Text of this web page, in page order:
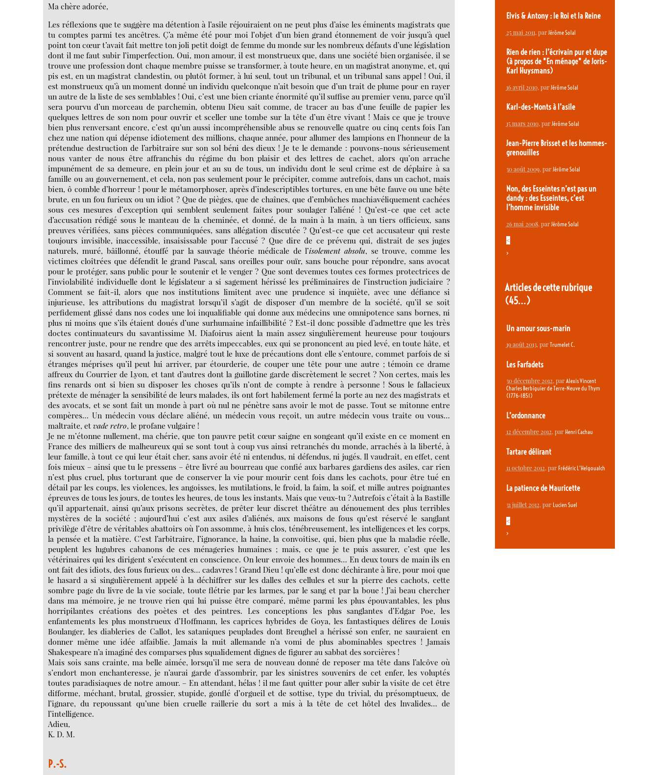
Ma chère adorée,
Les réflexions que te suggère ma détention à l’asile réjouiraient on ne peut plus d’aise les éminents magistrats que
tu comptes parmi tes ancêtres. Ç’a même été pour moi l’objet d’un bien grand étonnement de voir jusqu’à quel
point ton cœur t’avait fait mettre ton joli petit doigt de femme du monde sur les nombreux défauts d’une législation
dont il me faut subir l’imperfection. Oui, mon amour, il est monstrueux que, dans une société bien organisée, il se
trouve une profession dont chaque membre puisse se transformer, à toute heure, en un magistrat anonyme, et, qui
pis est, en un magistrat clandestin, ou plutôt former, à lui seul, tout un tribunal, et un tribunal sans appel ! Oui, il
est monstrueux qu’à un moment donné un individu quelconque n’ait besoin que d’un trait de plume pour en rayer
un autre de la liste de ses semblables ! Oui, c’est une bien criante énormité qu’il suffise au premier venu, parce qu’il
sera pourvu d’un morceau de parchemin, obtenu Dieu sait comme, de tracer au bas d’une feuille de papier les
quelques lettres de son nom pour ouvrir et sceller une tombe sur la tête d’un être vivant ! Mais ce que je trouve
bien plus renversant encore, c’est qu’un aussi incompréhensible abus se renouvelle quatre ou cinq cents fois l’an
chez une nation qui dépense idiotement des millions, chaque année, pour allumer des lampions en l’honneur de la
prétendue destruction de l’arbitraire sur son sol béni des dieux ! Je te le demande : pouvons-nous sérieusement
nous vanter de nous être affranchis du régime du bon plaisir et des lettres de cachet, alors qu’on arrache
impunément de sa demeure, en plein jour et au su de tous, un individu dont le seul crime est de déplaire à sa
famille ou au gouvernement, et cela, non pas seulement pour le précipiter, comme autrefois, dans un cachot, mais
bien, ô comble d’horreur ! pour le métamorphoser, après d’indescriptibles tortures, en une bête fauve ou une bête
brute, en un fou furieux ou un idiot ? Que de pièges, que de chaînes, que d’embûches machiavéliquement cachées
sous ces mesures d’exception qui semblent seulement faites pour soulager l’aliéné ! Qu’est-ce que cet acte
d’accusation rédigé sous le manteau de la cheminée, et donné, de la main à la main, à un tiers officieux, sans
preuves vérifiées, sans pièces communiquées, sans allégation discutée ? Qu’est-ce que cet accusateur qui reste
toujours invisible, inaccessible, insaisissable pour l’accusé ? Que dire de ce prévenu qui, distrait de ses juges
naturels, muré, bâillonné, étouffé par la sauvage théorie médicale de l’isolement absolu, se trouve, comme les
victimes cloîtrées que défendit le grand Pascal, sans oreilles pour ouïr, sans bouche pour répondre, sans avocat
pour le protéger, sans public pour le soutenir et le venger ? Que sont devenues toutes ces formes protectrices de
l’inviolabilité individuelle dont le législateur a si sagement hérissé les préliminaires de l’instruction judiciaire ?
Comment se fait-il, alors que nos institutions limitent avec une prudence si inquiète, avec une défiance si
injurieuse, les attributions du magistrat lorsqu’il s’agit de disposer d’un membre de la société, qu’il se soit
perfidement glissé dans nos codes une loi inqualifiable qui donne aux médecins une omnipotence sans bornes, ni
plus ni moins que s’ils étaient doués d’une surhumaine infaillibilité ? Est-il donc possible d’admettre que les très
doctes continuateurs du savantissime M. Diafoirus aient la main assez singulièrement heureuse pour toujours
rencontrer juste, pour ne rendre que des arrêts impeccables, eux qui se prononcent au pied levé, en toute hâte, et
si souvent au hasard, quand la justice, malgré tout le luxe de précautions dont elle s’entoure, commet parfois de si
étranges méprises qu’il peut lui arriver, par étourderie, de couper une tête pour une autre ; témoin ce drame
affreux du Courrier de Lyon, et tant d’autres dont la guillotine garde discrètement le secret ? Non certes, mais les
fins renards ont si bien su disposer les choses qu’ils n’ont de compte à rendre à personne ! Sous le fallacieux
prétexte de ménager la sensibilité de leurs malades, ils ont fort habilement fermé la porte au nez des magistrats et
des avocats, et se sont fait un monde à part où nul ne pénètre sans avoir le mot de passe. Tout se mitonne entre
compères… Un médecin vous déclare aliéné, un médecin vous reçoit, un autre médecin vous traite ou vous…
maltraite, etvaderetro, le profane vulgaire !
Je ne m’étonne nullement, ma chérie, que ton pauvre petit cœur saigne en songeant qu’il existe en ce moment en
France des milliers de malheureux qui se sont tout à coup vus ainsi retranchés du monde, arrachés à la liberté, à
leur famille, à tout ce qui leur était cher, sans avoir été ni entendus, ni défendus, ni jugés. Il vaudrait, en effet, cent
fois mieux – ainsi que tu le pressens – être livré au bourreau que confié aux barbares gardiens des asiles, car rien
n’est plus cruel, plus torturant que de conserver la vie pour mourir cent fois dans les cachots, pour être tué en
détail par les coups, les violences, les angoisses, les mutilations, le froid, la faim, la soif, et mille autres poignantes
épreuves de tous les jours, de toutes les heures, de tous les instants. Mais que veux-tu ? Autrefois c’était à la Bastille
qu’il appartenait, ainsi qu’aux prisons secrètes, de prêter leur discret théâtre au dénouement des plus terribles
mystères de la société ; aujourd’hui c’est aux asiles d’aliénés, aux maisons de fous qu’est réservé le sanglant
privilège d’être de véritables abattoirs où l’on assomme, à huis clos, ténébreusement, les intelligences et les corps,
la pensée et la matière. C’est l’arbitraire, l’ignorance, la haine, la convoitise, qui, bien plus que la maladie réelle,
peuplent les lugubres cabanons de ces ménageries humaines ; mais, ce que je te puis assurer, c’est que les
vétérinaires qui les dirigent s’exécutent en conscience. On leur envoie des hommes… En deux tours de main ils en
ont fait des idiots, des fous furieux ou des… cadavres ! Grand Dieu ! qu’elle est donc déchirante à lire, pour moi que
le hasard a si singulièrement appelé à la déchiffrer sur les dalles des cellules et sur la pierre des cachots, cette
sombre page du livre de la vie sociale, toute flétrie par les larmes, par le sang et par la boue ! J’ai beau chercher
dans ma mémoire, je ne trouve rien qui lui puisse être comparé, même parmi les plus épouvantables, les plus
horripilantes créations des poètes et des peintres. Les conceptions les plus sanglantes d’Edgar Poe, les
enfantements les plus monstrueux d’Hoffmann, les caprices hybrides de Goya, les fantastiques délires de Louis
Boulanger, les diableries de Callot, les sataniques peuplades dont Breughel a hérissé son enfer, ne sauraient en
donner même une idée affaiblie. Jamais la nuit allemande n’a vomi de plus abominables spectres ! Jamais
Shakespeare n’a imaginé des comparses plus squalidement dignes de figurer au sabbat des sorcières !
Mais sois sans crainte, ma belle aimée, lorsqu’il me sera de nouveau donné de reposer ma tête dans l’alcôve où
s’endort mon enchanteresse, je n’aurai garde d’assombrir, par les sinistres souvenirs de cet enfer, les voluptés
toutes paradisiaques de notre amour. – En attendant, hélas ! il me faut quitter pour aller subir la visite de cet être
difforme, méchant, brutal, grossier, stupide, gonflé d’orgueil et de sottise, type du trivial, du présomptueux, de
l’ignare, du repoussant qu’une bien cruelle raillerie du sort a mis à la tête de cet hôtel des Invalides… de
l’intelligence.
Adieu,
K. D. M.
P.-S.
Elvis & Antony : le Roi et la Reine
25 mai 2011, par Jérôme Solal
Rien de rien : l’écrivain pur et dupe
(à propos de "En ménage" de Joris-
Karl Huysmans)
16 avril 2010, par Jérôme Solal
Karl-des-Monts à l’asile
15 mars 2010, par Jérôme Solal
Jean-Pierre Brisset et les hommes-
grenouilles
30 août 2009, par Jérôme Solal
Non, des Esseintes n’est pas un
dandy : des Esseintes, c’est
l’homme invisible
26 mai 2008, par Jérôme Solal
<
>
Articles de cette rubrique
(45…)
Un amour sous-marin
19 août 2013, par Trumelet C.
Les Farfadets
30 décembre 2012, par Alexis Vincent
Charles Berbiguier de Terre-Neuve du Thym
(1776-1851)
L’ordonnance
12 décembre 2012, par Henri Cachau
Tartare délirant
11 octobre 2012, par Frédéric L’Helgoualch
La patience de Mauricette
31 juillet 2012, par Lucien Suel
<
>